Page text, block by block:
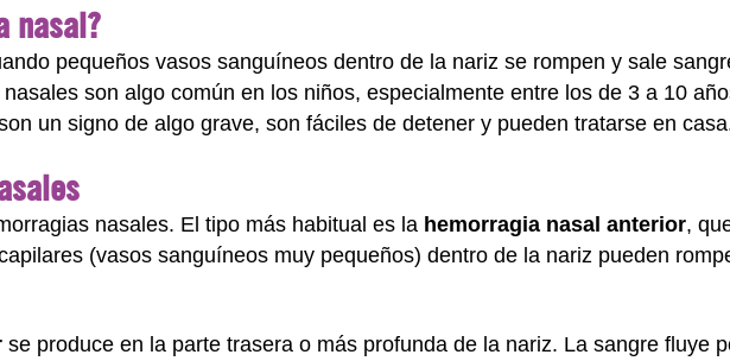
nasal?
pequeños vasos sanguíneos dentro de la nariz se rompen y sale
son algo común en los niños, especialmente entre los de 3 a 10
un signo de algo grave, son fáciles de detener y pueden tratarse en
nasales. El tipo más habitual es la hemorragia nasal anterior,
(vasos sanguíneos muy pequeños) dentro de la nariz pueden
se produce en la parte trasera o más profunda de la nariz. La sangre fluye